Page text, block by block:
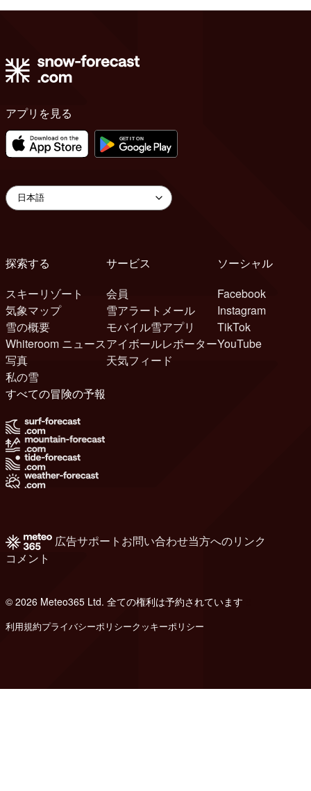
アプリを見る
探索する
スキーリゾート
気象マップ
雪の概要
Whiteroom ニュース
写真
私の雪
サービス
会員
雪アラートメール
モバイル雪アプリ
アイボールレポーター
天気フィード
ソーシャル
Facebook
Instagram
TikTok
YouTube
すべての冒険の予報
広告サポート お問い合わせ当方へのリンク
コメント
© 2026 Meteo365 Ltd. 全ての権利は予約されています
利用規約プライバシーポリシークッキーポリシー